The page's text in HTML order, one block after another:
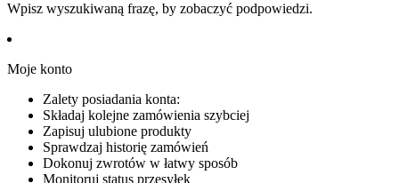
Wpisz wyszukiwaną frazę, by zobaczyć podpowiedzi.
Moje konto
Zalety posiadania konta:
Składaj kolejne zamówienia szybciej
Zapisuj ulubione produkty
Sprawdzaj historię zamówień
Dokonuj zwrotów w łatwy sposób
Monitoruj status przesyłek